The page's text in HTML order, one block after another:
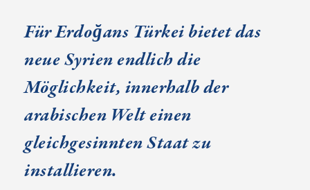
Für Erdoğans Türkei bietet das
neue Syrien endlich die
Möglichkeit, innerhalb der
arabischen Welt einen
gleichgesinnten Staat zu
installieren.